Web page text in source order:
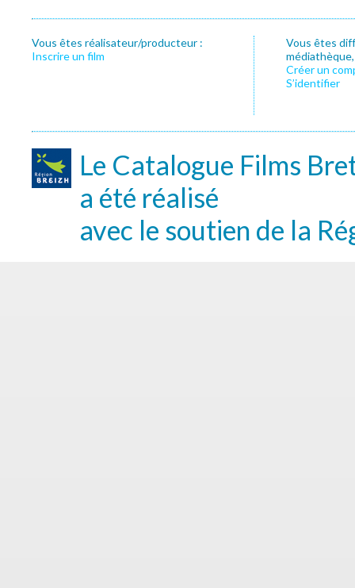
Vous êtes réalisateur/producteur :
Inscrire un film
Vous êtes
Créer un
S’identifier
Le Catalogue Films
a été réalisé
avec le soutien de la